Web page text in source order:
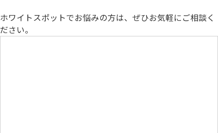
ホワイトスポットでお悩みの方は、ぜひお気軽にご相談く
ださい。